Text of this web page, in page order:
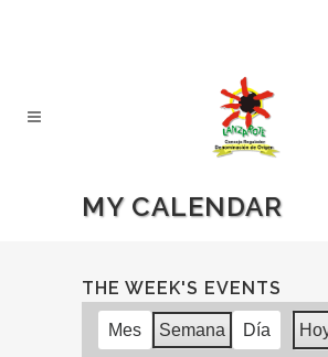
MY CALENDAR
THE WEEK'S EVENTS
Mes Semana Día